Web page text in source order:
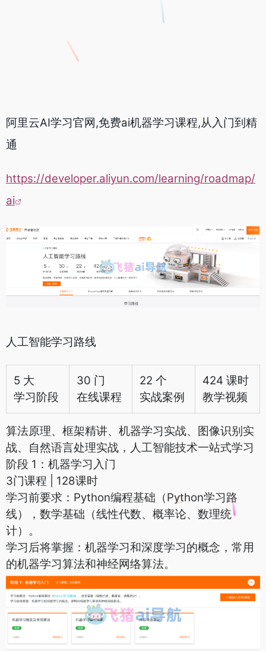
阿里云AI学习官网,免费ai机器学习课程,从入门到精
通
https://developer.aliyun.com/learning/roadmap/
ai
人工智能学习路线
5 大
学习阶段
30 门
在线课程
22 个
实战案例
424 课时
教学视频
算法原理、框架精讲、机器学习实战、图像识别实
战、自然语言处理实战，人工智能技术一站式学习
阶段 1：机器学习入门
3门课程 | 128课时
学习前要求：Python编程基础（Python学习路
线），数学基础（线性代数、概率论、数理统
计）。
学习后将掌握：机器学习和深度学习的概念，常用
的机器学习算法和神经网络算法。